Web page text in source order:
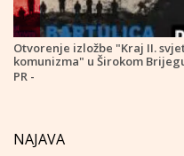
Otvorenje izložbe "Kraj II.
komunizma" u Širokom
PR -
NAJAVA